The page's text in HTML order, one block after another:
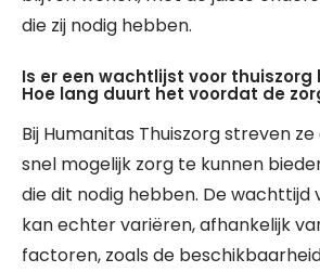
die zij nodig hebben.
Is er een wachtlijst voor thuiszorg
Hoe lang duurt het voordat de
Bij Humanitas Thuiszorg streven
snel mogelijk zorg te kunnen
die dit nodig hebben. De wachttijd
kan echter variëren, afhankelijk
factoren, zoals de